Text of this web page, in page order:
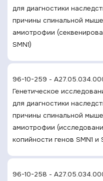
для диагностики
причины спинальной
амиотрофии
SMN1)
96-10-259 -
Генетическое
для диагностики
причины спинальной
амиотрофии
копийности генов SMN1 и
96-10-258 -